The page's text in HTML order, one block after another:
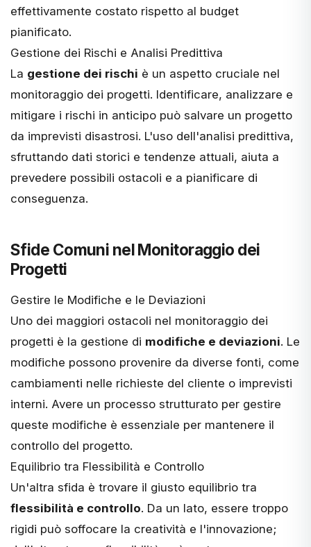
effettivamente costato rispetto al budget
pianificato.
Gestione dei Rischi e Analisi Predittiva
La gestione dei rischi è un aspetto cruciale nel
monitoraggio dei progetti. Identificare, analizzare e
mitigare i rischi in anticipo può salvare un progetto
da imprevisti disastrosi. L'uso dell'analisi predittiva,
sfruttando dati storici e tendenze attuali, aiuta a
prevedere possibili ostacoli e a pianificare di
conseguenza.
Sfide Comuni nel Monitoraggio dei
Progetti
Gestire le Modifiche e le Deviazioni
Uno dei maggiori ostacoli nel monitoraggio dei
progetti è la gestione di modifiche e deviazioni. Le
modifiche possono provenire da diverse fonti, come
cambiamenti nelle richieste del cliente o imprevisti
interni. Avere un processo strutturato per gestire
queste modifiche è essenziale per mantenere il
controllo del progetto.
Equilibrio tra Flessibilità e Controllo
Un'altra sfida è trovare il giusto equilibrio tra
flessibilità e controllo. Da un lato, essere troppo
rigidi può soffocare la creatività e l'innovazione;